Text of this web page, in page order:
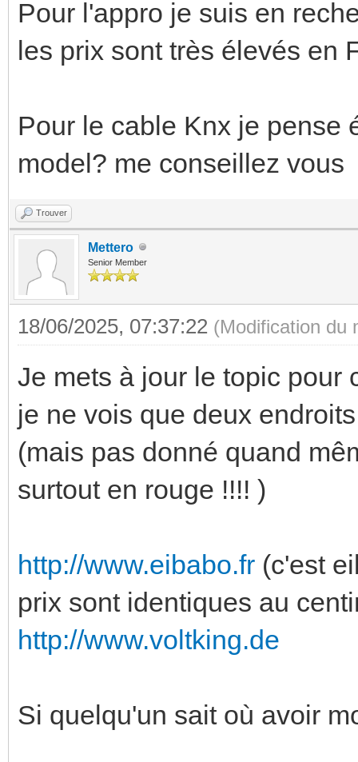
Pour l'appro je suis en
les prix sont très élevés en
Pour le cable Knx je pense
model? me conseillez vous
Trouver
Mettero
Senior Member
18/06/2025, 07:37:22 (Modification du
Je mets à jour le topic pour
je ne vois que deux
(mais pas donné quand
surtout en rouge !!!! )
http://www.eibabo.fr (c'est
prix sont identiques au
http://www.voltking.de
Si quelqu'un sait où avoir